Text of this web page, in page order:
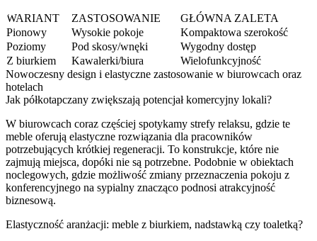
WARIANT ZASTOSOWANIE
GŁÓWNA ZALETA
Pionowy
Wysokie pokoje
Kompaktowa szerokość
Poziomy
Pod skosy/wnęki
Wygodny dostęp
Z biurkiem
Kawalerki/biura
Wielofunkcyjność
Nowoczesny design i elastyczne zastosowanie w biurowcach oraz
hotelach
Jak półkotapczany zwiększają potencjał komercyjny lokali?
W biurowcach coraz częściej spotykamy strefy relaksu, gdzie te
meble oferują elastyczne rozwiązania dla pracowników
potrzebujących krótkiej regeneracji. To konstrukcje, które nie
zajmują miejsca, dopóki nie są potrzebne. Podobnie w obiektach
noclegowych, gdzie możliwość zmiany przeznaczenia pokoju z
konferencyjnego na sypialny znacząco podnosi atrakcyjność
biznesową.
Elastyczność aranżacji: meble z biurkiem, nadstawką czy toaletką?